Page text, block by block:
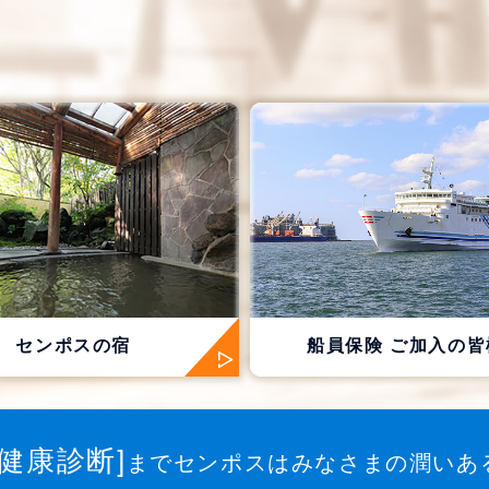
センポスの宿 船員保険 ご加入の
康診断] までセンポスはみなさまの潤い